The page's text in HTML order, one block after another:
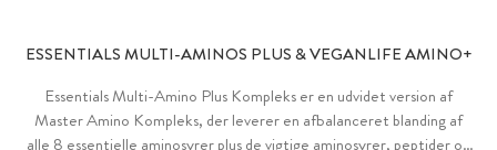
ESSENTIALS MULTI-AMINOS PLUS & VEGANLIFE AMINO+
Essentials Multi-Amino Plus Kompleks er en udvidet version af
Master Amino Kompleks, der leverer en afbalanceret blanding af
alle 8 essentielle aminosyrer plus de vigtige aminosyrer, peptider og